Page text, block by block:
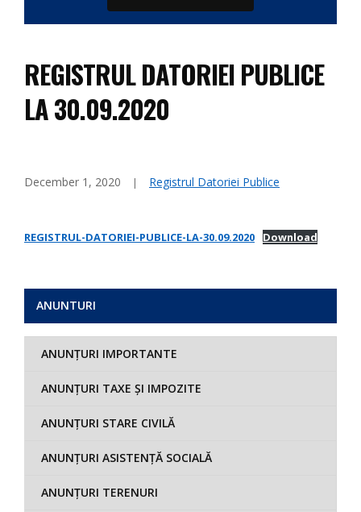
REGISTRUL DATORIEI PUBLICE
LA 30.09.2020
December 1, 2020 Registrul Datoriei Publice
REGISTRUL-DATORIEI-PUBLICE-LA-30.09.2020 Download
ANUNTURI
ANUNȚURI IMPORTANTE
ANUNȚURI TAXE ȘI IMPOZITE
ANUNȚURI STARE CIVILĂ
ANUNȚURI ASISTENȚĂ SOCIALĂ
ANUNȚURI TERENURI